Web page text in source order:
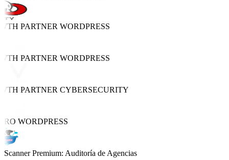
PARTNERWORDPRESS
PARTNERWORDPRESS
PARTNERCYBERSECURITY
WORDPRESS
Scanner Premium: Auditoría de Agencias